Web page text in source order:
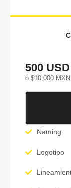
500 USD
o $10,000 MXN
Naming
Logotipo